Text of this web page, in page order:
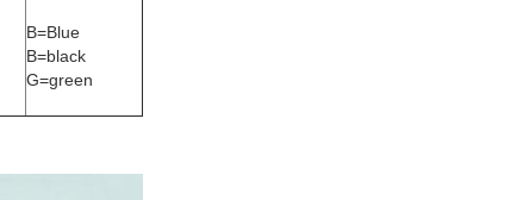
B=Blue
B=black
G=green